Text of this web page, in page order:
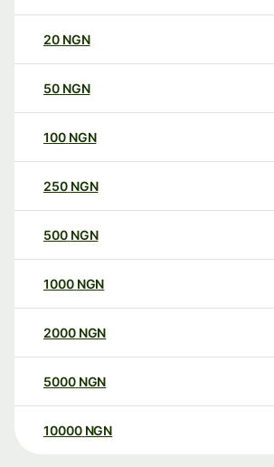
20 NGN
50 NGN
100 NGN
250 NGN
500 NGN
1000 NGN
2000 NGN
5000 NGN
10000 NGN